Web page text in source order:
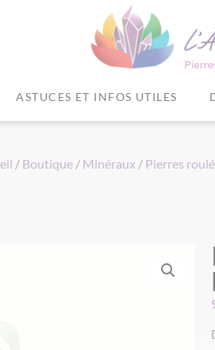
ASTUCES ET INFOS UTILES
/ Boutique/ Minéraux/ Pierres